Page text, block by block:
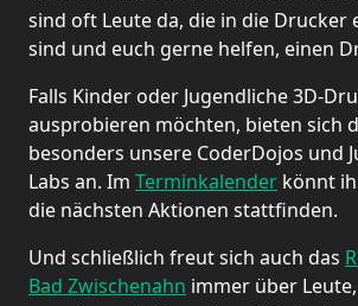
sind oft Leute da, die in die Drucker
sind und euch gerne helfen, einen
Falls Kinder oder Jugendliche 3D-
ausprobieren möchten, bieten sich
besonders unsere CoderDojos und
Labs an. Im Terminkalender könnt
die nächsten Aktionen stattfinden.
Und schließlich freut sich auch das
Bad Zwischenahn immer über